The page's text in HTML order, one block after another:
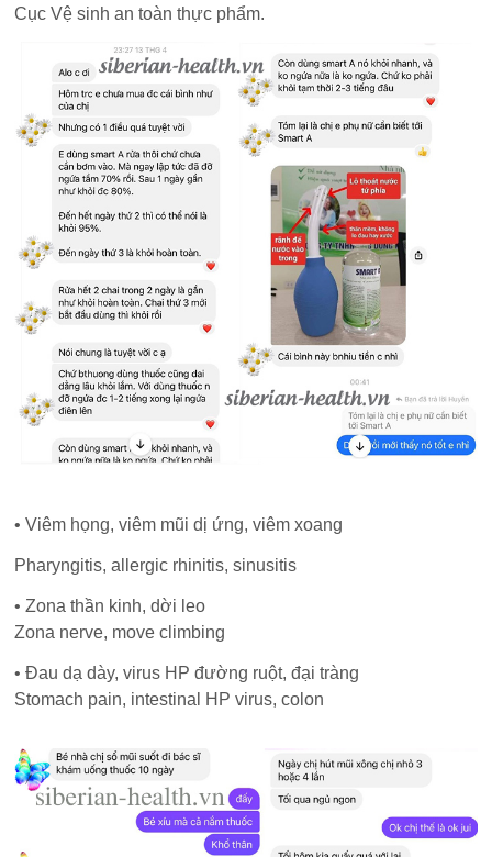
Cục Vệ sinh an toàn thực phẩm.
• Viêm họng, viêm mũi dị ứng, viêm xoang
Pharyngitis, allergic rhinitis, sinusitis
• Zona thần kinh, dời leo
Zona nerve, move climbing
• Đau dạ dày, virus HP đường ruột, đại tràng
Stomach pain, intestinal HP virus, colon